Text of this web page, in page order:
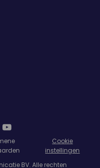
Cookie
instellingen
BV. Alle rechten